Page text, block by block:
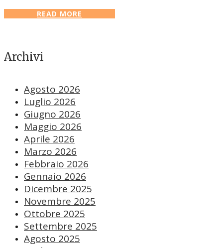
READ MORE
Archivi
Agosto 2026
Luglio 2026
Giugno 2026
Maggio 2026
Aprile 2026
Marzo 2026
Febbraio 2026
Gennaio 2026
Dicembre 2025
Novembre 2025
Ottobre 2025
Settembre 2025
Agosto 2025